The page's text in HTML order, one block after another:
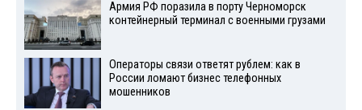
Армия РФ поразила в порту Черноморск
контейнерный терминал с военными грузами
Операторы связи ответят рублем: как в
России ломают бизнес телефонных
мошенников